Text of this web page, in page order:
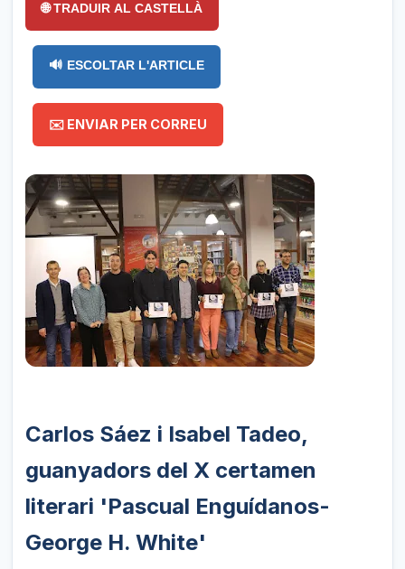
🌐 TRADUIR AL CASTELLÀ
🔊 ESCOLTAR L'ARTICLE
✉️ ENVIAR PER CORREU
Carlos Sáez i Isabel Tadeo,
guanyadors del X certamen
literari 'Pascual Enguídanos-
George H. White'